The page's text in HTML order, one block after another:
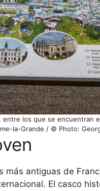
los que se encuentran
la-Grande / © Photo:
antiguas de
El casco